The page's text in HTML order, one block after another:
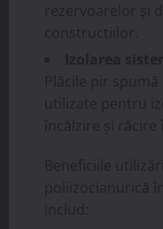
rezervoarelor și
construcțiilor.
Izolarea
Plăcile pir
utilizate pentru
încălzire și
Beneficiile
poliizocianurică
includ: